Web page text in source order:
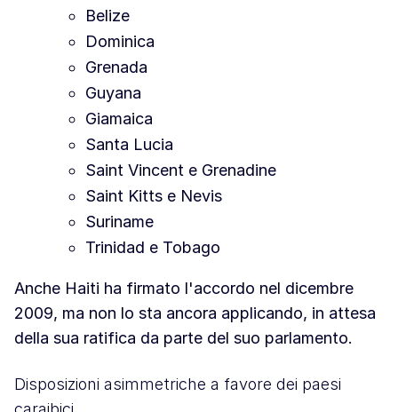
Belize
Dominica
Grenada
Guyana
Giamaica
Santa Lucia
Saint Vincent e Grenadine
Saint Kitts e Nevis
Suriname
Trinidad e Tobago
Anche Haiti ha firmato l'accordo nel dicembre
2009, ma non lo sta ancora applicando, in attesa
della sua ratifica da parte del suo parlamento.
Disposizioni asimmetriche a favore dei paesi